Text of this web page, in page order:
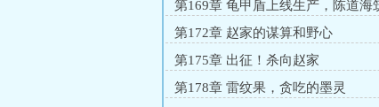
第169章 龟甲盾上线生产，陈道海
第172章 赵家的谋算和野心
第175章 出征！杀向赵家
第178章 雷纹果，贪吃的墨灵